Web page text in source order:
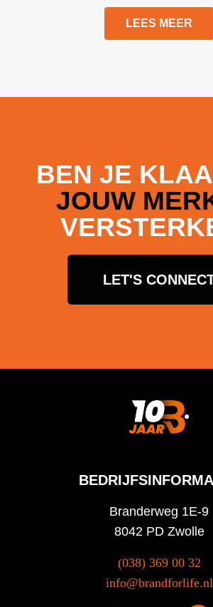
LEES MEER
BEN JE
JOUW
LET'S
Branderweg 1E-9
8042 PD Zwolle
(038) 369 00 32
info@brandforlife.nl